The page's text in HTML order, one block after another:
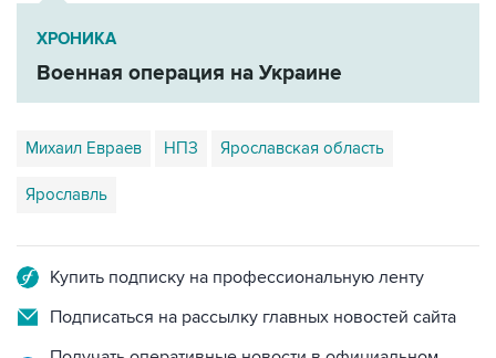
ХРОНИКА
Военная операция на Украине
Михаил Евраев НПЗ Ярославская область
Ярославль
Купить подписку на профессиональную ленту
Подписаться на рассылку главных новостей сайта